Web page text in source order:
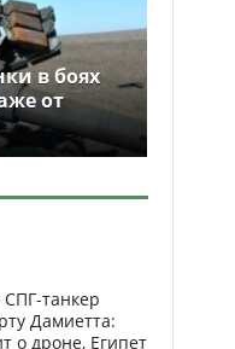
в боях
от
танкер
Дамиетта:
о дроне, Египет